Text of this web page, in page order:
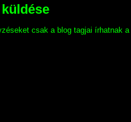
csak a blog tagjai írhatnak a